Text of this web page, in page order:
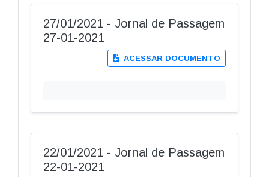
27/01/2021 - Jornal de Passagem
27-01-2021
ACESSAR DOCUMENTO
22/01/2021 - Jornal de Passagem
22-01-2021